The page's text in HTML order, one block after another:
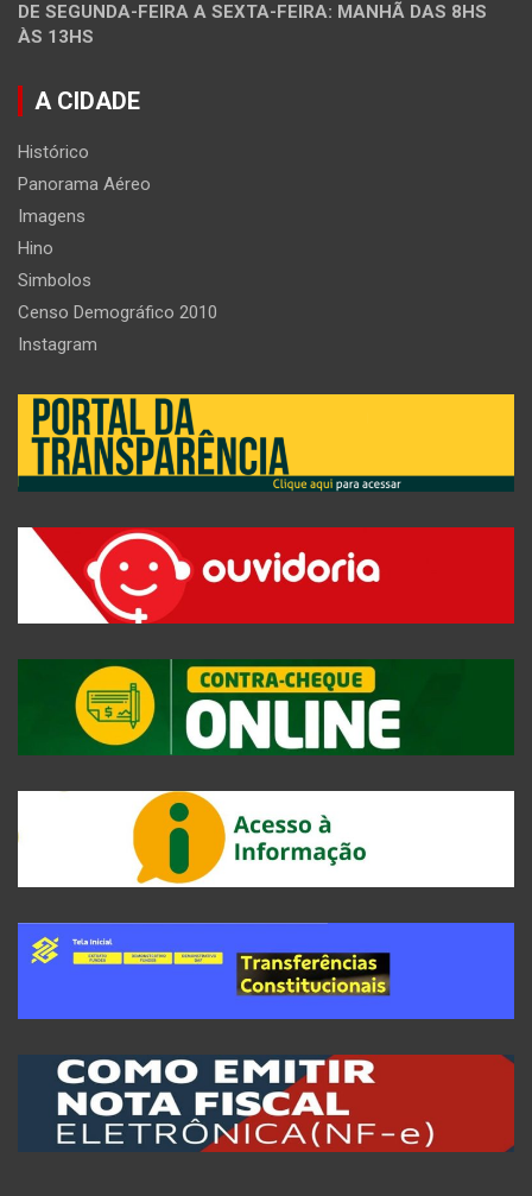
DE SEGUNDA-FEIRA A SEXTA-FEIRA: MANHÃ DAS 8HS
ÀS 13HS
A CIDADE
Histórico
Panorama Aéreo
Imagens
Hino
Simbolos
Censo Demográfico 2010
Instagram